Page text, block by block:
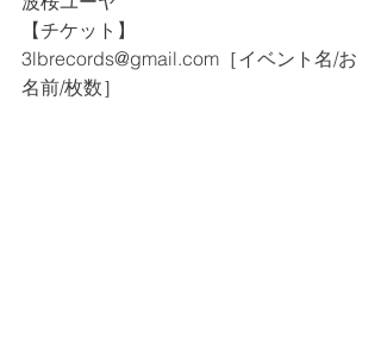
【チケット】
3lbrecords@gmail.com［イベント名/お
名前/枚数］